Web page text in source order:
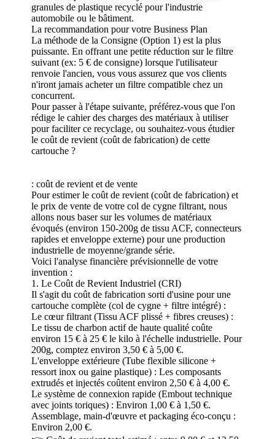
granules de plastique recyclé pour l'industrie
automobile ou le bâtiment.
La recommandation pour votre Business Plan
La méthode de la Consigne (Option 1) est la plus
puissante. En offrant une petite réduction sur le filtre
suivant (ex: 5 € de consigne) lorsque l'utilisateur
renvoie l'ancien, vous vous assurez que vos clients
n'iront jamais acheter un filtre compatible chez un
concurrent.
Pour passer à l'étape suivante, préférez-vous que l'on
rédige le cahier des charges des matériaux à utiliser
pour faciliter ce recyclage, ou souhaitez-vous étudier
le coût de revient (coût de fabrication) de cette
cartouche ?
: coût de revient et de vente
Pour estimer le coût de revient (coût de fabrication) et
le prix de vente de votre col de cygne filtrant, nous
allons nous baser sur les volumes de matériaux
évoqués (environ 150-200g de tissu ACF, connecteurs
rapides et enveloppe externe) pour une production
industrielle de moyenne/grande série.
Voici l'analyse financière prévisionnelle de votre
invention :
1. Le Coût de Revient Industriel (CRI)
Il s'agit du coût de fabrication sorti d'usine pour une
cartouche complète (col de cygne + filtre intégré) :
Le cœur filtrant (Tissu ACF plissé + fibres creuses) :
Le tissu de charbon actif de haute qualité coûte
environ 15 € à 25 € le kilo à l'échelle industrielle. Pour
200g, comptez environ 3,50 € à 5,00 €.
L'enveloppe extérieure (Tube flexible silicone +
ressort inox ou gaine plastique) : Les composants
extrudés et injectés coûtent environ 2,50 € à 4,00 €.
Le système de connexion rapide (Embout technique
avec joints toriques) : Environ 1,00 € à 1,50 €.
Assemblage, main-d'œuvre et packaging éco-conçu :
Environ 2,00 €.